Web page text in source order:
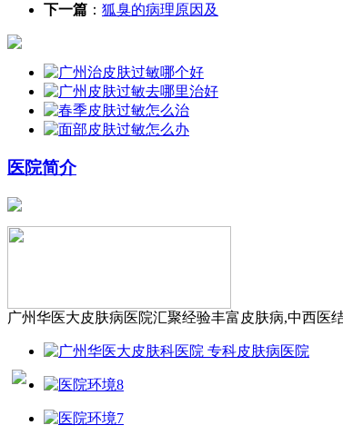
下一篇 ： 狐臭的病理原因及
医院简介
广州华医大皮肤病医院汇聚经验丰富皮肤病,中西医